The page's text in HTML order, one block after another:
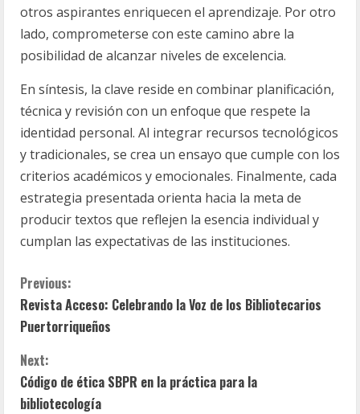
otros aspirantes enriquecen el aprendizaje. Por otro
lado, comprometerse con este camino abre la
posibilidad de alcanzar niveles de excelencia.
En síntesis, la clave reside en combinar planificación,
técnica y revisión con un enfoque que respete la
identidad personal. Al integrar recursos tecnológicos
y tradicionales, se crea un ensayo que cumple con los
criterios académicos y emocionales. Finalmente, cada
estrategia presentada orienta hacia la meta de
producir textos que reflejen la esencia individual y
cumplan las expectativas de las instituciones.
C
o
n
t
Previous:
Revista Acceso: Celebrando la Voz de los Bibliotecarios
Puertorriqueños
Next:
Código de ética SBPR en la práctica para la
bibliotecología